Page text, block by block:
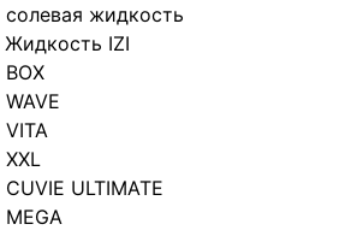
солевая жидкость
Жидкость IZI
BOX
VITA
CUVIE ULTIMATE
MEGA